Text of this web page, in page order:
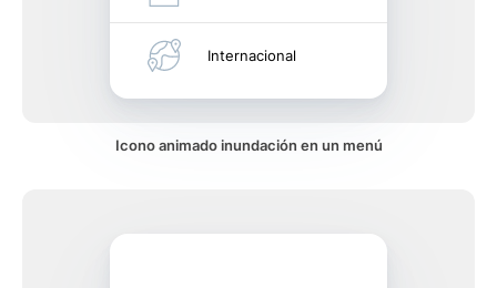
Internacional
Icono animado inundación en un menú